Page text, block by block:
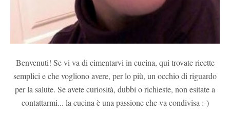
Benvenuti! Se vi va di cimentarvi in cucina, qui trovate ricette
semplici e che vogliono avere, per lo più, un occhio di riguardo
per la salute. Se avete curiosità, dubbi o richieste, non esitate a
contattarmi... la cucina è una passione che va condivisa :-)